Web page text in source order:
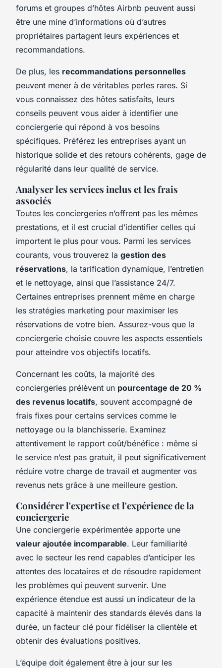
forums et groupes d’hôtes Airbnb peuvent aussi
être une mine d’informations où d’autres
propriétaires partagent leurs expériences et
recommandations.
De plus, les recommandations personnelles
peuvent mener à de véritables perles rares. Si
vous connaissez des hôtes satisfaits, leurs
conseils peuvent vous aider à identifier une
conciergerie qui répond à vos besoins
spécifiques. Préférez les entreprises ayant un
historique solide et des retours cohérents, gage de
régularité dans leur qualité de service.
Analyser les services inclus et les frais
associés
Toutes les conciergeries n’offrent pas les mêmes
prestations, et il est crucial d’identifier celles qui
importent le plus pour vous. Parmi les services
courants, vous trouverez la gestion des
réservations, la tarification dynamique, l’entretien
et le nettoyage, ainsi que l’assistance 24/7.
Certaines entreprises prennent même en charge
les stratégies marketing pour maximiser les
réservations de votre bien. Assurez-vous que la
conciergerie choisie couvre les aspects essentiels
pour atteindre vos objectifs locatifs.
Concernant les coûts, la majorité des
conciergeries prélèvent un pourcentage de 20 %
des revenus locatifs, souvent accompagné de
frais fixes pour certains services comme le
nettoyage ou la blanchisserie. Examinez
attentivement le rapport coût/bénéfice : même si
le service n’est pas gratuit, il peut significativement
réduire votre charge de travail et augmenter vos
revenus nets grâce à une meilleure gestion.
Considérer l'expertise et l'expérience de la
conciergerie
Une conciergerie expérimentée apporte une
valeur ajoutée incomparable. Leur familiarité
avec le secteur les rend capables d’anticiper les
attentes des locataires et de résoudre rapidement
les problèmes qui peuvent survenir. Une
expérience étendue est aussi un indicateur de la
capacité à maintenir des standards élevés dans la
durée, un facteur clé pour fidéliser la clientèle et
obtenir des évaluations positives.
L’équipe doit également être à jour sur les